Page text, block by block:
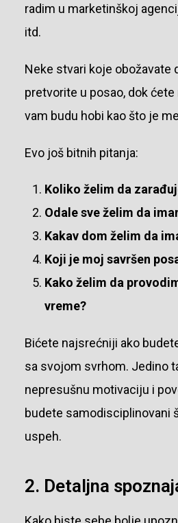
radim u marketinškoj
itd.
Neke stvari koje obožavate
pretvorite u posao, dok
vam budu hobi kao što je
Evo još bitnih pitanja:
Koliko želim da
Odale sve želim da
Kakav dom želim da
Koji je moj savršen
Kako želim da
vreme?
Bićete najsrećniji ako
sa svojom svrhom. Jedino
nepresušnu motivaciju i
budete samodisciplinovani
uspeh.
2. Detaljna